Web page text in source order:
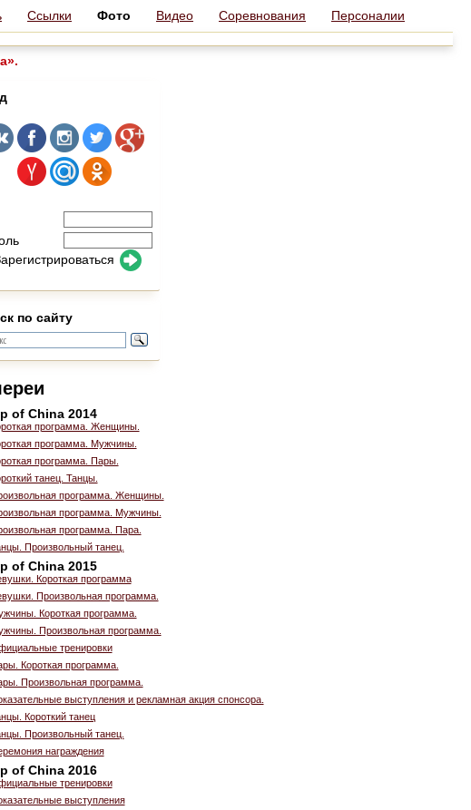
Ссылки Фото Видео Соревнования Персоналии
по сайту
of China 2014
программа. Женщины.
программа. Мужчины.
программа. Пары.
танец. Танцы.
программа. Женщины.
программа. Мужчины.
программа. Пара.
Произвольный танец.
of China 2015
Короткая программа
Произвольная программа.
Короткая программа.
Произвольная программа.
тренировки
Короткая программа.
Произвольная программа.
выступления и рекламная акция спонсора.
Короткий танец
Произвольный танец.
награждения
of China 2016
тренировки
выступления